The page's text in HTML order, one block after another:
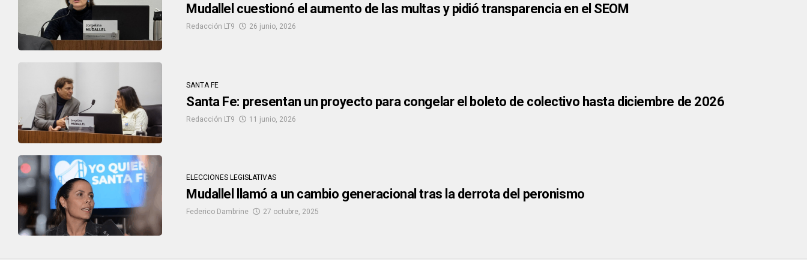
Mudallel cuestionó el aumento de las multas y pidió transparencia en el SEOM
Redacción LT9 26 junio, 2026
SANTA FE
Santa Fe: presentan un proyecto para congelar el boleto de colectivo hasta diciembre de 2026
Redacción LT9 11 junio, 2026
ELECCIONES LEGISLATIVAS
Mudallel llamó a un cambio generacional tras la derrota del peronismo
Federico Dambrine 27 octubre, 2025